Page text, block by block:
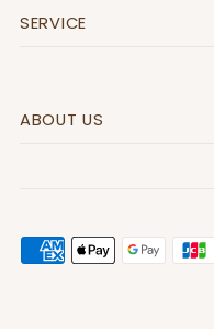
SERVICE
ABOUT US